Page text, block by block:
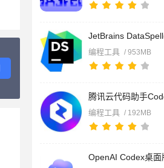
编程工具 / 953MB
编程工具 / 192MB